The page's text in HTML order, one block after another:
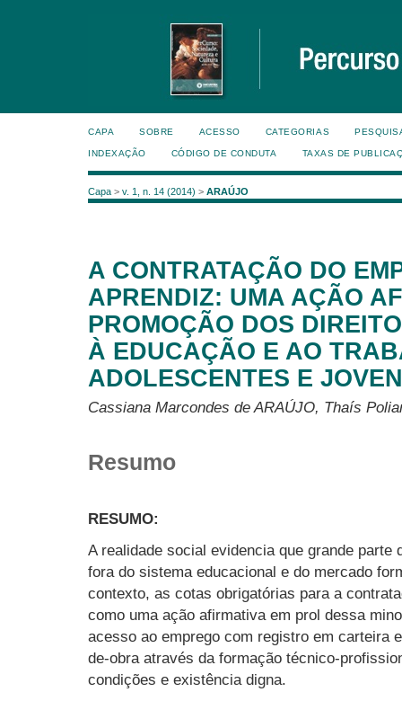
CAPA SOBRE ACESSO CATEGORIAS
INDEXAÇÃO CÓDIGO DE CONDUTA TAXAS DE
Capa > v. 1, n. 14 (2014) > ARAÚJO
A CONTRATAÇÃO DO
APRENDIZ: UMA AÇÃO
PROMOÇÃO DOS
À EDUCAÇÃO E AO
ADOLESCENTES E
Cassiana Marcondes de ARAÚJO, Thaís
Resumo
RESUMO:
A realidade social evidencia que grande
fora do sistema educacional e do mercado
contexto, as cotas obrigatórias para a
como uma ação afirmativa em prol dessa
acesso ao emprego com registro em carteira
de-obra através da formação técnico-
condições e existência digna.